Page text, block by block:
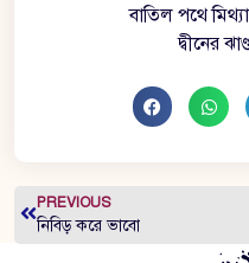
বাতিল পথে
দ্বীনের
PREVIOUS
নিবিড় করে ভাবো